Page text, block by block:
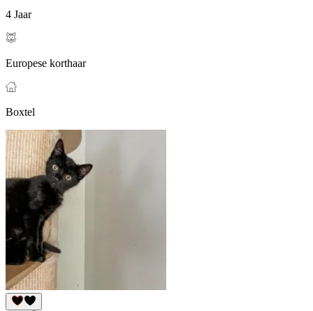
4 Jaar
Europese korthaar
Boxtel